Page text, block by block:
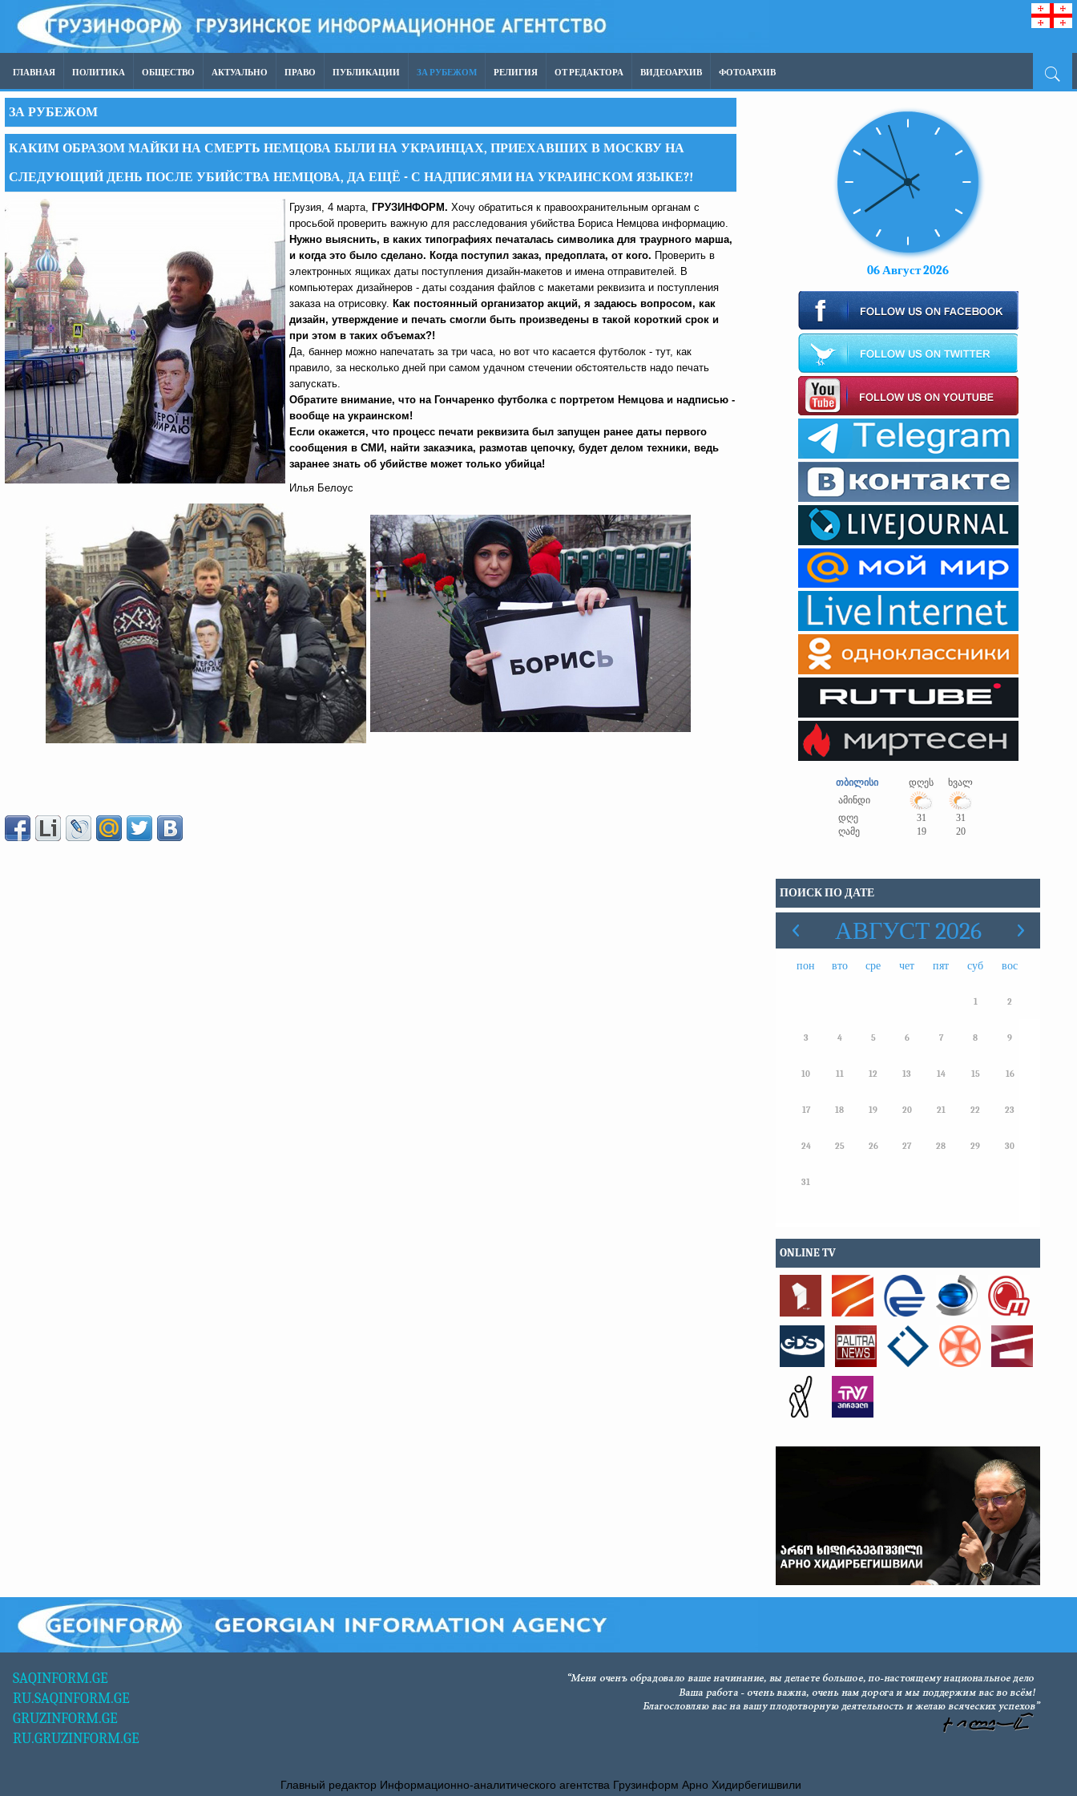
ГЛАВНАЯ ПОЛИТИКА ОБЩЕСТВО АКТУАЛЬНО ПРАВО ПУБЛИКАЦИИ ЗА РУБЕЖОМ РЕЛИГИЯ ОТ РЕДАКТОРА ВИДЕОАРХИВ ФОТОАРХИВ
ЗА РУБЕЖОМ
КАКИМ ОБРАЗОМ МАЙКИ НА СМЕРТЬ НЕМЦОВА БЫЛИ НА УКРАИНЦАХ, ПРИЕХАВШИХ В МОСКВУ НА
СЛЕДУЮЩИЙ ДЕНЬ ПОСЛЕ УБИЙСТВА НЕМЦОВА, ДА ЕЩЁ - С НАДПИСЯМИ НА УКРАИНСКОМ ЯЗЫКЕ?!
Грузия, 4 марта, ГРУЗИНФОРМ. Хочу обратиться к правоохранительным органам с
просьбой проверить важную для расследования убийства Бориса Немцова информацию.
Нужно выяснить, в каких типографиях печаталась символика для траурного марша,
и когда это было сделано. Когда поступил заказ, предоплата, от кого. Проверить в
электронных ящиках даты поступления дизайн-макетов и имена отправителей. В
компьютерах дизайнеров - даты создания файлов с макетами реквизита и поступления
заказа на отрисовку. Как постоянный организатор акций, я задаюсь вопросом, как
дизайн, утверждение и печать смогли быть произведены в такой короткий срок и
при этом в таких объемах?!
Да, баннер можно напечатать за три часа, но вот что касается футболок - тут, как
правило, за несколько дней при самом удачном стечении обстоятельств надо печать
запускать.
Обратите внимание, что на Гончаренко футболка с портретом Немцова и надписью -
вообще на украинском!
Если окажется, что процесс печати реквизита был запущен ранее даты первого
сообщения в СМИ, найти заказчика, размотав цепочку, будет делом техники, ведь
заранее знать об убийстве может только убийца!
Илья Белоус
06 Август 2026
თბილისი დღეს
ხვალ
ამინდი
დღე
31
31
ღამე
19 20
ПОИСК ПО ДАТЕ
АВГУСТ 2026
пон вто сре чет пят суб вос
1 2
3 4 5 6 7 8 9
10 11 12 13 14 15 16
17 18 19 20 21 22 23
24 25 26 27 28 29 30
31
ONLINE TV
SAQINFORM.GE
RU.SAQINFORM.GE
GRUZINFORM.GE
RU.GRUZINFORM.GE
Главный редактор Информационно-аналитического агентства Грузинформ Арно Хидирбегишвили